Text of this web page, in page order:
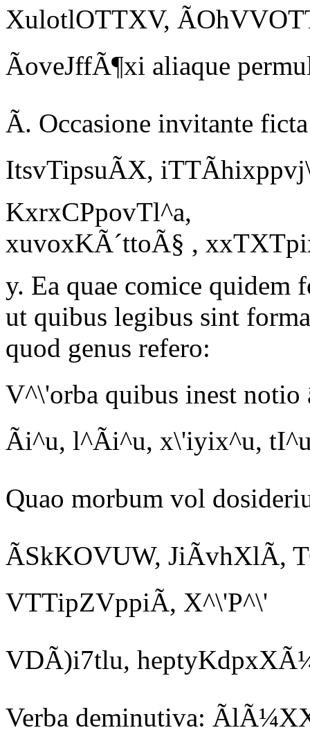
XulotlOTTXV,
ÃoveJffÃ¶xi aliaque
Ã. Occasione invitante
ItsvTipsuÃX,
KxrxCPpovTl^a,
xuvoxKÃ´ttoÃ§ ,
y. Ea quae comice quidem
ut quibus legibus sint
quod genus refero:
V^\'orba quibus inest notio
Ãi^u, l^Ãi^u, x\'iyix^u, tI^
Quao morbum vol
ÃSkKOVUW, JiÃvhXlÃ,
VTTipZVppiÃ, X^\'P^\'
VDÃ)i7tlu,
Verba deminutiva: